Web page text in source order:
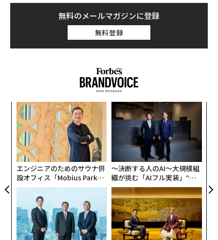
無料のメールマガジンに登録
無料登録
エンジニアのためのサウナ併
設オフィス「Mobius Park」
がオープン──タマディック
が健康経営を徹底する理由
〜決断する人のAI〜大規模組
織が挑む「AIフル実装」“使
う”企業から“動く”企業へ【N
TTドコモビジネス×PwC】